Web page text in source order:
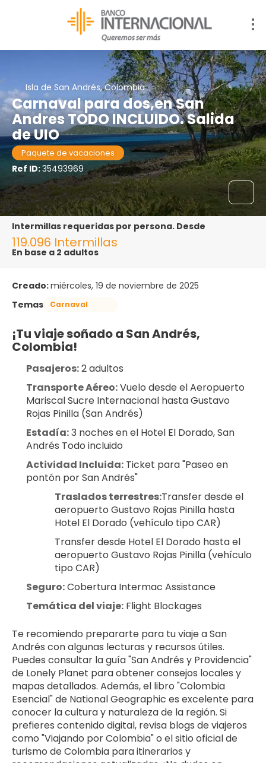
Isla de San Andrés, Colombia
Carnaval para dos,en San
Andres TODO INCLUIDO. Salida
de UIO
Paquete de vacaciones
Ref ID:35493969
Intermillas requeridas por persona. Desde
119.096 Intermillas
En base a 2 adultos
Creado:miércoles, 19 de noviembre de 2025
Temas
Carnaval
¡Tu viaje soñado a San Andrés,
Colombia!
Pasajeros: 2 adultos
Transporte Aéreo: Vuelo desde el Aeropuerto
Mariscal Sucre Internacional hasta Gustavo
Rojas Pinilla (San Andrés)
Estadía: 3 noches en el Hotel El Dorado, San
Andrés Todo incluido
Actividad Incluida: Ticket para "Paseo en
pontón por San Andrés"
Traslados terrestres:Transfer desde el
aeropuerto Gustavo Rojas Pinilla hasta
Hotel El Dorado (vehículo tipo CAR)
Transfer desde Hotel El Dorado hasta el
aeropuerto Gustavo Rojas Pinilla (vehículo
tipo CAR)
Seguro: Cobertura Intermac Assistance
Temática del viaje: Flight Blockages
Te recomiendo prepararte para tu viaje a San
Andrés con algunas lecturas y recursos útiles.
Puedes consultar la guía "San Andrés y Providencia"
de Lonely Planet para obtener consejos locales y
mapas detallados. Además, el libro "Colombia
Esencial" de National Geographic es excelente para
conocer la cultura y naturaleza de la región. Si
prefieres contenido digital, revisa blogs de viajeros
como "Viajando por Colombia" o el sitio oficial de
turismo de Colombia para itinerarios y